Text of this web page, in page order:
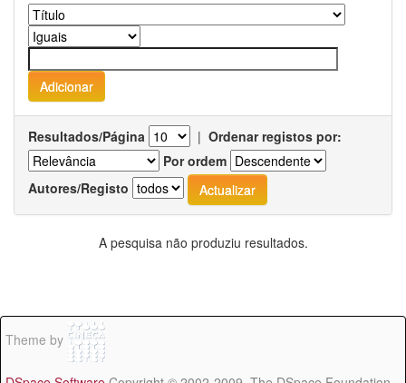
Resultados/Página | Ordenar registos por:
Por ordem
Autores/Registo
A pesquisa não produziu resultados.
Theme by